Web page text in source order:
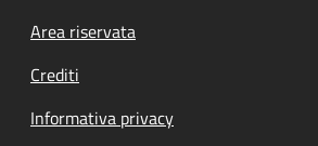
Footer menu
Area riservata
Crediti
Informativa privacy